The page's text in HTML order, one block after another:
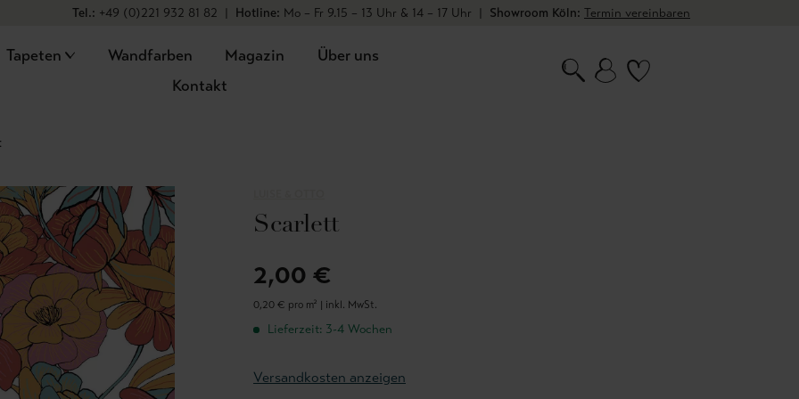
Tel.: +49 (0)221 932 81 82 | Hotline: Mo – Fr 9.15 – 13 Uhr & 14 – 17 Uhr | Showroom Köln: Termin vereinbaren
Tapeten Wandfarben Magazin
Über uns
Kontakt
Scarlett
2,00 €
0,20 € pro m² | inkl. MwSt.
Lieferzeit: 3-4 Wochen
Versandkosten anzeigen